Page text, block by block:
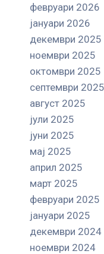
февруари 2026
јануари 2026
декември 2025
ноември 2025
октомври 2025
септември 2025
август 2025
јули 2025
јуни 2025
мај 2025
април 2025
март 2025
февруари 2025
јануари 2025
декември 2024
ноември 2024